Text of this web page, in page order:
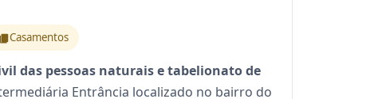
Casamentos
das pessoas naturais e tabelionato de
Entrância localizado no bairro do